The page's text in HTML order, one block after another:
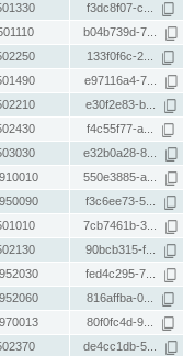
f3dc8f07-c...
b04b739d-7...
133f0f6c-2...
e97116a4-7...
e30f2e83-b...
f4c55f77-a...
e32b0a28-8...
550e3885-a...
f3c6ee73-5...
7cb7461b-3...
90bcb315-f...
fed4c295-7...
816affba-0...
80f0fc4d-9...
de4cc1db-5...